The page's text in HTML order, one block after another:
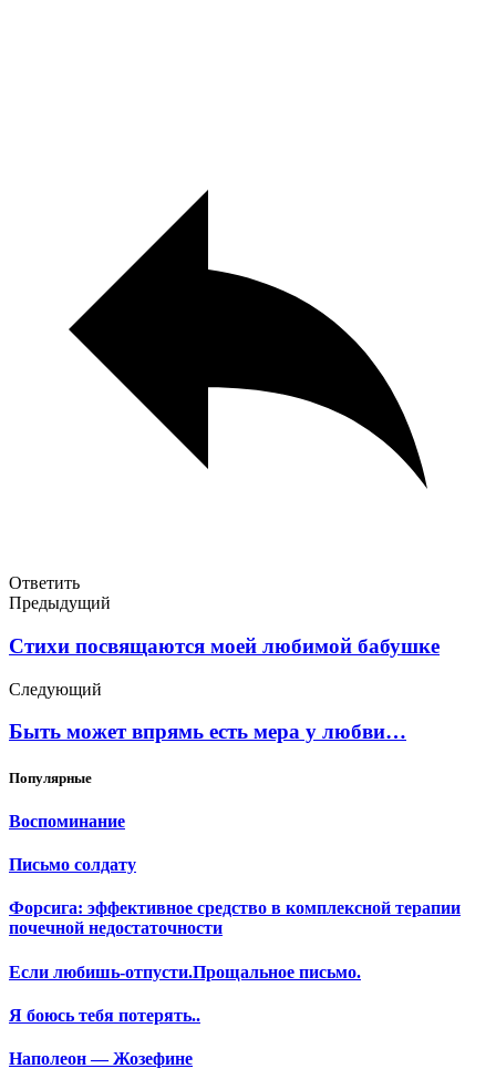
Ответить
Предыдущий
Стихи посвящаются моей любимой бабушке
Следующий
Быть может впрямь есть мера у любви…
Популярные
Воспоминание
Письмо солдату
Форсига: эффективное средство в комплексной терапии
почечной недостаточности
Если любишь-отпусти.Прощальное письмо.
Я боюсь тебя потерять..
Наполеон — Жозефине